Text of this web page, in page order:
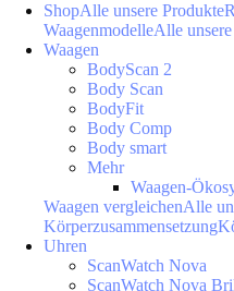
ShopAlle unsere Produkte
WaagenmodelleAlle
Waagen
BodyScan 2
Body Scan
BodyFit
Body Comp
Body smart
Mehr
Waagen-
Waagen vergleichenAlle
Körperzusammensetzung
Uhren
ScanWatch Nova
ScanWatch Nova